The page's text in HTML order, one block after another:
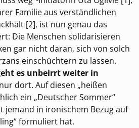
Familie aus verständlichen
[2], ist nun genau das
Die Menschen solidarisieren
gar nicht daran, sich von solch
einschüchtern zu lassen.
es unbeirrt weiter in
dort. Auf diesen „heißen
ein „Deutscher Sommer“
jemand in ironischem Bezug auf
formuliert hat.